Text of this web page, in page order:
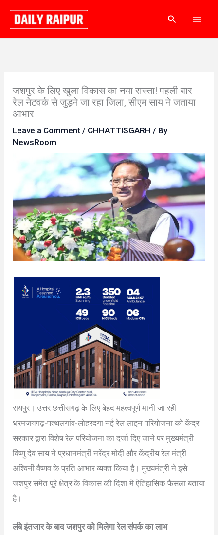
content
Search
जशपुर के लिए खुला विकास का नया रास्ता! पहली बार
रेल नेटवर्क से जुड़ने जा रहा जिला, सीएम साय ने जताया
आभार
Leave a Comment / CHHATTISGARH / By
NewsRoom
रायपुर। उत्तर छत्तीसगढ़ के लिए बेहद महत्वपूर्ण मानी जा रही
धरमजयगढ़-पत्थलगांव-लोहरदगा नई रेल लाइन परियोजना को केंद्र
सरकार द्वारा विशेष रेल परियोजना का दर्जा दिए जाने पर मुख्यमंत्री
विष्णु देव साय ने प्रधानमंत्री नरेंद्र मोदी और केंद्रीय रेल मंत्री
अश्विनी वैष्णव के प्रति आभार व्यक्त किया है। मुख्यमंत्री ने इसे
जशपुर समेत पूरे क्षेत्र के विकास की दिशा में ऐतिहासिक फैसला बताया
है।
लंबे इंतजार के बाद जशपुर को मिलेगा रेल संपर्क का लाभ